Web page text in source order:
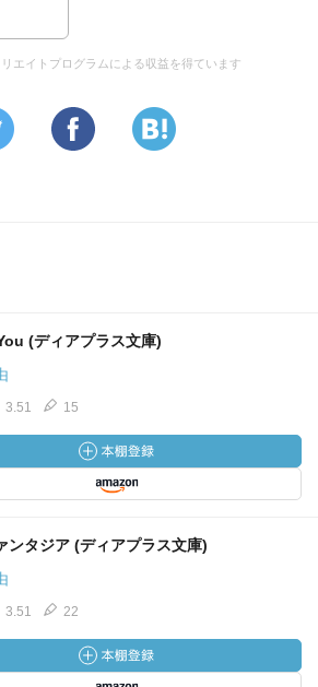
エイトプログラムによる収益を得ています
(ディアプラス文庫)
3.51 15
ンタジア (ディアプラス文庫)
3.51 22